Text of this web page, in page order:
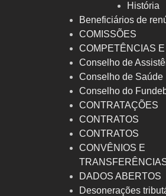
História
Beneficiários de
COMISSÕES
COMPETÊNCIAS
Conselho de
Conselho de Saúde
Conselho do
CONTRATAÇÕES
CONTRATOS
CONTRATOS
CONVÊNIOS E
DADOS ABERTOS
Desonerações